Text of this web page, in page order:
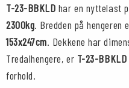
T-23-BBKLD har en nyttelast
2300kg. Bredden på hengeren
153x247cm. Dekkene har
Tredalhengere, er T-23-BBKLD
forhold.